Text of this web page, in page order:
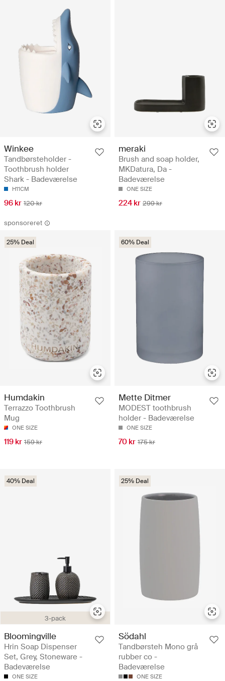
Winkee
Tandbørsteholder -
Toothbrush holder
Shark - Badeværelse
H11CM
96 kr 120 kr
meraki
Brush and soap holder,
MKDatura, Da -
Badeværelse
ONE SIZE
224 kr 299 kr
sponsoreret
25% Deal
Humdakin
Terrazzo Toothbrush
Mug
ONE SIZE
119 kr 159 kr
60% Deal
Mette Ditmer
MODEST toothbrush
holder - Badeværelse
ONE SIZE
70 kr 175 kr
3-pack
40% Deal
Bloomingville
Hrin Soap Dispenser
Set, Grey, Stoneware -
Badeværelse
ONE SIZE
25% Deal
Södahl
Tandbørsteh Mono grå
rubber co -
Badeværelse
ONE SIZE